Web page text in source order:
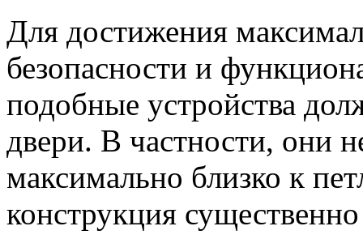
Для достижения
безопасности и
подобные устройства
двери. В частности, они
максимально близко к
конструкция